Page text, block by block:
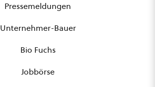
Pressemeldungen
Unternehmer-Bauer
Bio Fuchs
Jobbörse